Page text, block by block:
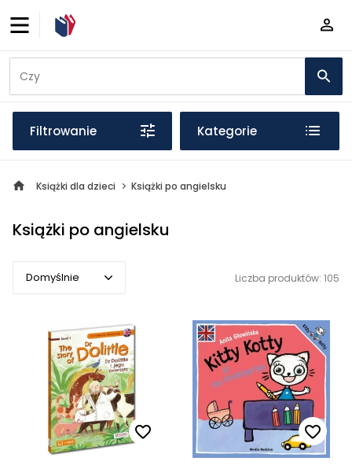
Filtrowanie Kategorie
Książki dla dzieci Książki po angielsku
Książki po angielsku
Domyślnie
Popularne
Cena rosnąco
Cena malejąco
Od najnowszych
Liczba produktów: 105